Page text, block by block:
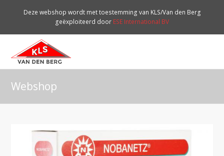
Deze webshop wordt met toestemming van KLS/Van den Berg
geëxploiteerd door ESE International BV
Webshop